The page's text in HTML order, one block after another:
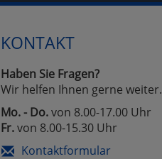
KONTAKT
Haben Sie Fragen?
Wir helfen Ihnen gerne weiter.
Mo. - Do.von 8.00-17.00 Uhr
Fr.von 8.00-15.30 Uhr
Kontaktformular